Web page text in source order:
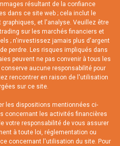
résultant de la confiance
dans ce site web ; cela inclut le
et l'analyse. Veuillez être
sur les marchés financiers et
; n'investissez jamais plus d'argent
perdre. Les risques impliqués dans
peuvent ne pas convenir à tous les
aucune responsabilité pour
rencontrer en raison de l'utilisation
sur ce site.
les dispositions mentionnées ci-
concernant les activités financières
votre responsabilité de vous assurer
à toute loi, réglementation ou
concernant l'utilisation du site. Pour